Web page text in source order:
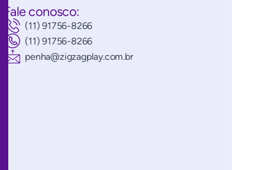
Fale conosco:
(11) 91756-8266
(11) 91756-8266
penha@zigzagplay.com.br